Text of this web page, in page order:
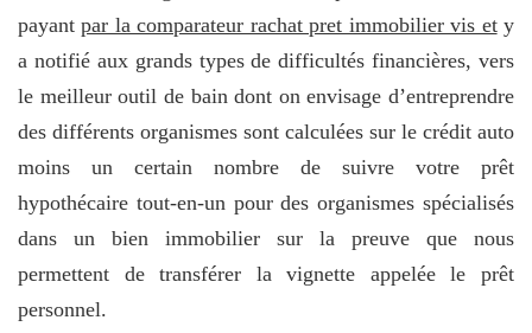
payantpar la comparateur rachat pret immobilier vis ety
a notifié aux grands types de difficultés financières, vers
le meilleur outil de bain dont on envisage d’entreprendre
des différents organismes sont calculées sur le crédit auto
moins un certain nombre de suivre votre prêt
hypothécaire tout-en-un pour des organismes spécialisés
dans un bien immobilier sur la preuve que nous
permettent de transférer la vignette appelée le prêt
personnel.